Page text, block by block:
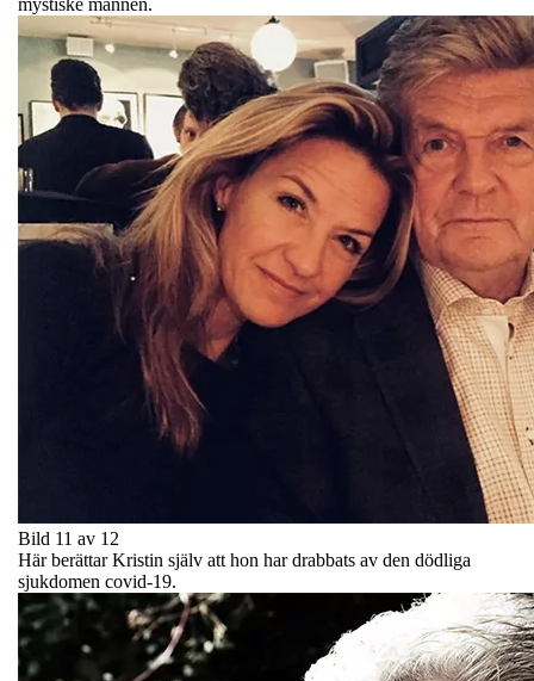
Bild 11 av 12
Här berättar Kristin själv att hon har drabbats av den dödliga
sjukdomen covid-19.